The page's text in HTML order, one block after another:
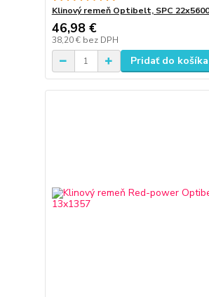
Klinový remeň Optibelt, SPC 22x5600
46,98 €
38,20 € bez DPH
Pridať do košíka